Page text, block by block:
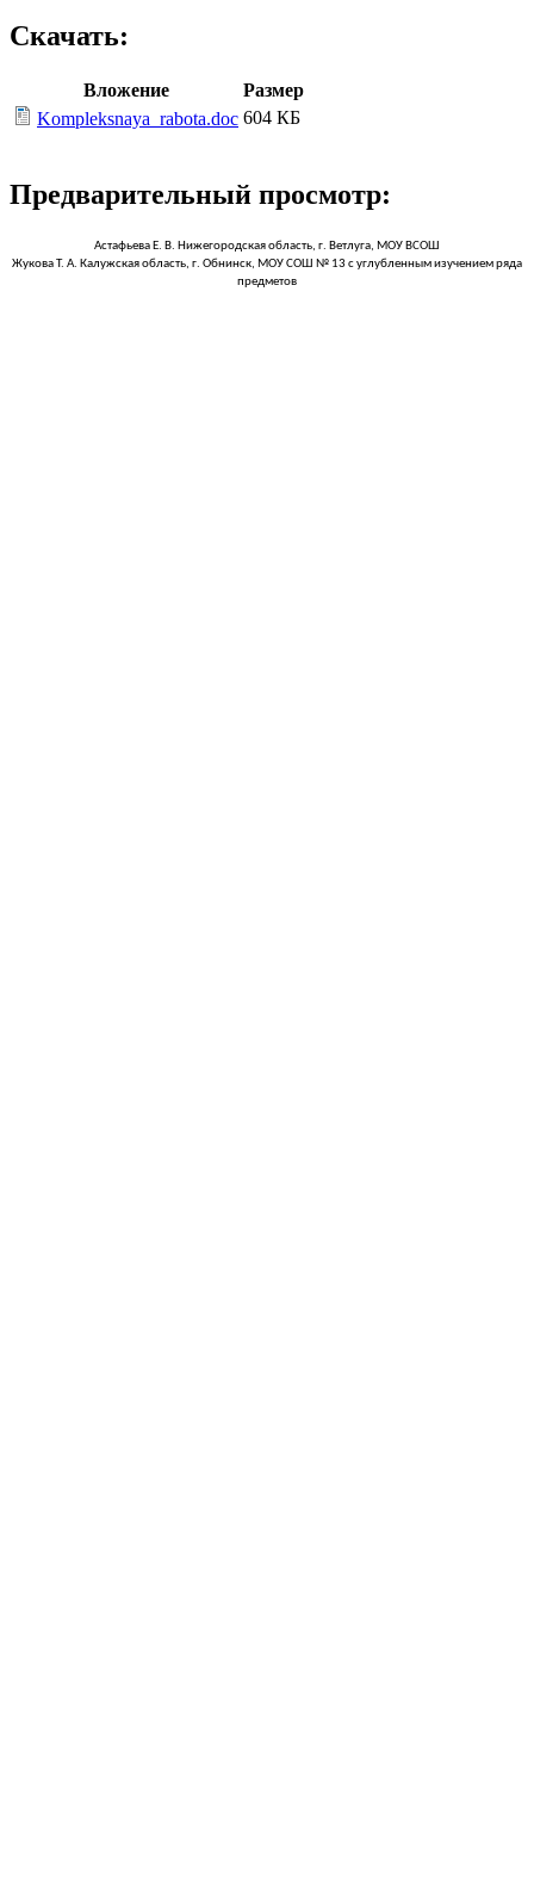
Скачать:
Вложение
Размер
Kompleksnaya_rabota.doc 604 КБ
Предварительный просмотр:
Астафьева Е. В. Нижегородская область, г. Ветлуга, МОУ ВСОШ
Жукова Т. А. Калужская область, г. Обнинск, МОУ СОШ № 13 с углубленным изучением ряда
предметов